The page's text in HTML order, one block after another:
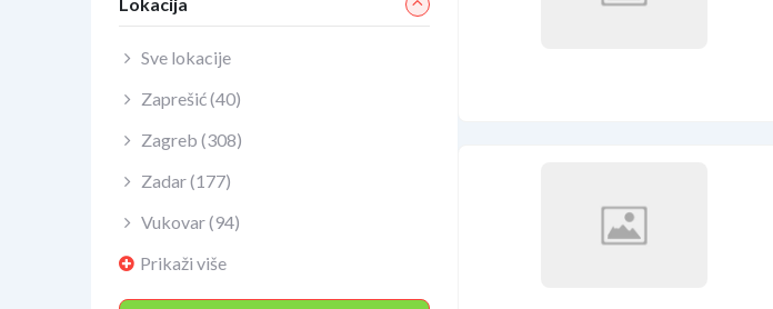
Sve lokacije
Zaprešić(40)
Zagreb (308)
Zadar(177)
Vukovar(94)
Prikaži više